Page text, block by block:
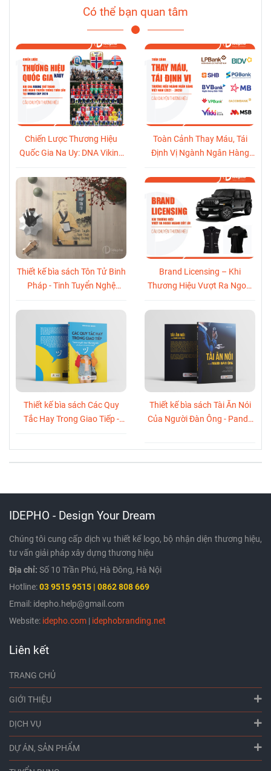
Có thể bạn quan tâm
Chiến Lược Thương Hiệu
Quốc Gia Na Uy: DNA Viking
Thông Toàn Cầu Tại World
Cup 2026
Toàn Cảnh Thay Máu, Tái
Định Vị Ngành Ngân Hàng
Thiết kế bìa sách Tôn Tử Binh
Pháp - Tinh Tuyển Nghệ
Brand Licensing – Khi
Thương Hiệu Vượt Ra Ngoài
Thiết kế bìa sách Các Quy
Tắc Hay Trong Giao Tiếp -
Thiết kế bìa sách Tài Ăn Nói
Của Người Đàn Ông - Panda
IDEPHO - Design Your Dream
Chúng tôi cung cấp dịch vụ thiết kế logo, bộ nhận diện thương hiệu,
tư vấn giải pháp xây dựng thương hiệu
Địa chỉ: Số 10 Trần Phú, Hà Đông, Hà Nội
Hotline:039515 9515 | 0862 808 669
Email: idepho.help@gmail.com
Website: idepho.com | idephobranding.net
Liên kết
TRANG CHỦ
GIỚI THIỆU
DỊCH VỤ
DỰ ÁN, SẢN PHẨM